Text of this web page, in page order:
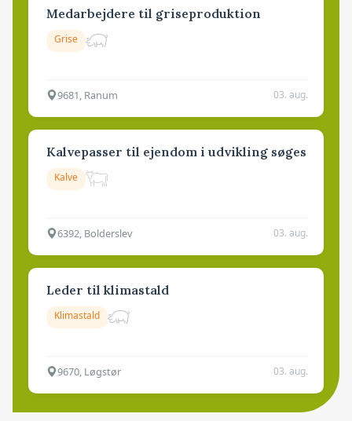
Medarbejdere til griseproduktion
Grise
9681, Ranum 03. aug.
Kalvepasser til ejendom i udvikling søges
Kalve
6392, Bolderslev 03. aug.
Leder til klimastald
Klimastald
9670, Løgstør 03. aug.